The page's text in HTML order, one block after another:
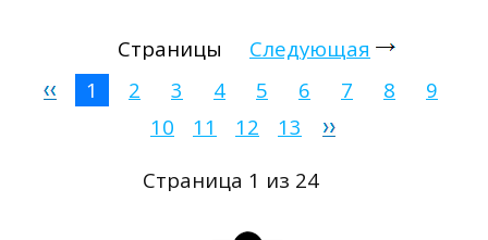
Страницы
Следующая
1
2 3 4 5 6 7 8
9
10
11 12
13
Страница 1 из 24